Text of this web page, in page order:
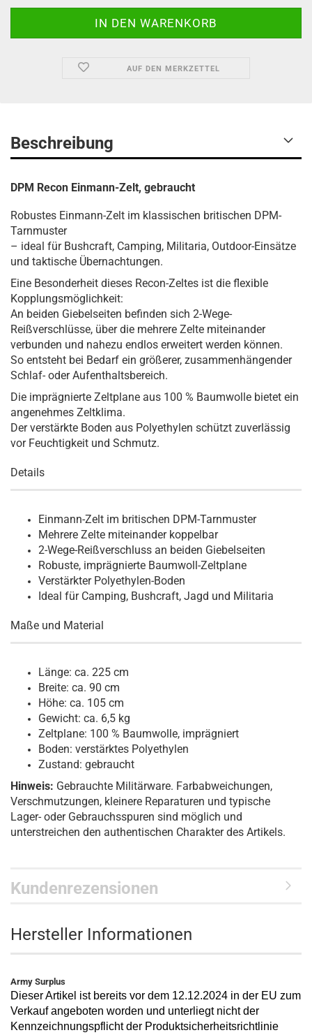
AUF DEN MERKZETTEL
Beschreibung
DPM Recon Einmann-Zelt, gebraucht
Robustes Einmann-Zelt im klassischen britischen DPM-
Tarnmuster
– ideal für Bushcraft, Camping, Militaria, Outdoor-Einsätze
und taktische Übernachtungen.
Eine Besonderheit dieses Recon-Zeltes ist die flexible
Kopplungsmöglichkeit:
An beiden Giebelseiten befinden sich 2-Wege-
Reißverschlüsse, über die mehrere Zelte miteinander
verbunden und nahezu endlos erweitert werden können.
So entsteht bei Bedarf ein größerer, zusammenhängender
Schlaf- oder Aufenthaltsbereich.
Die imprägnierte Zeltplane aus 100 % Baumwolle bietet ein
angenehmes Zeltklima.
Der verstärkte Boden aus Polyethylen schützt zuverlässig
vor Feuchtigkeit und Schmutz.
Details
Einmann-Zelt im britischen DPM-Tarnmuster
Mehrere Zelte miteinander koppelbar
2-Wege-Reißverschluss an beiden Giebelseiten
Robuste, imprägnierte Baumwoll-Zeltplane
Verstärkter Polyethylen-Boden
Ideal für Camping, Bushcraft, Jagd und Militaria
Maße und Material
Länge: ca. 225 cm
Breite: ca. 90 cm
Höhe: ca. 105 cm
Gewicht: ca. 6,5 kg
Zeltplane: 100 % Baumwolle, imprägniert
Boden: verstärktes Polyethylen
Zustand: gebraucht
Hinweis: Gebrauchte Militärware. Farbabweichungen,
Verschmutzungen, kleinere Reparaturen und typische
Lager- oder Gebrauchsspuren sind möglich und
unterstreichen den authentischen Charakter des Artikels.
Kundenrezensionen
Hersteller Informationen
Army Surplus
Dieser Artikel ist bereits vor dem 12.12.2024 in der EU zum
Verkauf angeboten worden und unterliegt nicht der
Kennzeichnungspflicht der Produktsicherheitsrichtlinie